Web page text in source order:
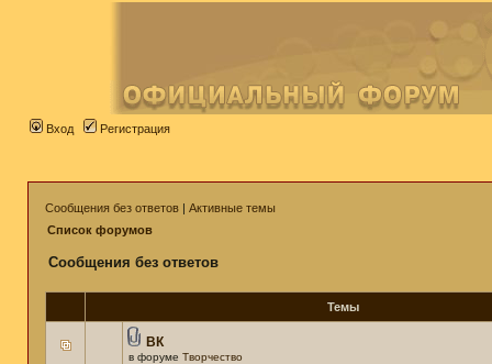
Вход Регистрация
Сообщения без ответов | Активные темы
Список форумов
Сообщения без ответов
Темы
ВК
в форуме Творчество